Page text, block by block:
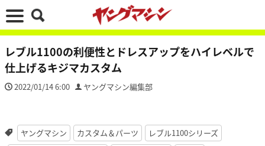
レブル1100の利便性とドレスアップをハイレベルで
仕上げるキジマカスタム
2022/01/14 6:00 ヤングマシン編集部
ヤングマシン カスタム＆パーツ
レブル1100シリーズ